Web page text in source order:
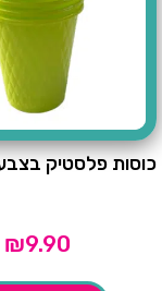
כוסות פלסטיק
₪9.90